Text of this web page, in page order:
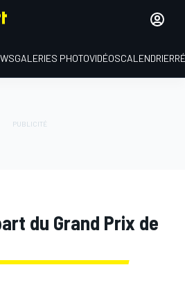
GALERIES PHOTOVIDÉOSCALENDRIER
du Grand Prix de